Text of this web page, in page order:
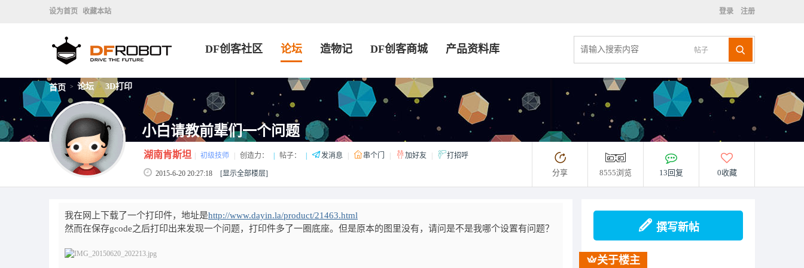
设为首页 收藏本站 登录 注册
帖子
DF创客社区 论坛 造物记 DF创客商城 产品资料库
首页 > 论坛 > 3D打印
小白请教前辈们一个问题
湖南肯斯坦 初级技师 创造力： 帖子： 发消息 串个门 加好友 打招呼
2015-6-20 20:27:18 [显示全部楼层] 分享 8555浏览 13回复 0收藏
我在网上下载了一个打印件，地址是http://www.dayin.la/product/21463.html
然而在保存gcode之后打印出来发现一个问题，打印件多了一圈底座。但是原本的图里没有，请问是不是我哪个设置有问题？
撰写新帖
关于楼主